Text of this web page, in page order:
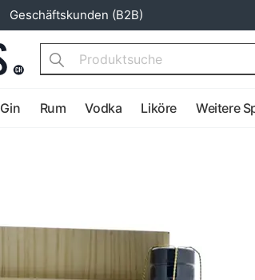
Geschäftskunden (B2B)
Search
Gin Rum Vodka Liköre Weitere